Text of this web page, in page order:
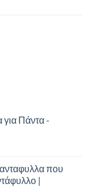
για Πάντα -
που
|